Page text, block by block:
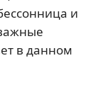
и
в данном